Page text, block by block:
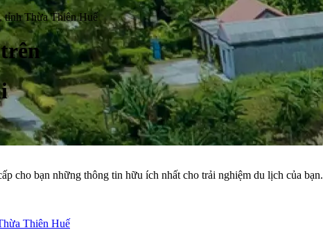
tỉnh Thừa Thiên Huế
cho bạn những thông tin hữu ích nhất cho trải nghiệm du lịch của bạn.
Thiên Huế